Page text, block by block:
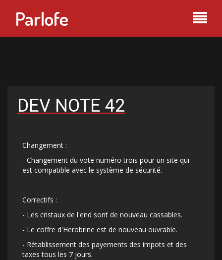
Parlofe
DEV NOTE 42
Changement :
- Changement du vote numéro trois pour un site qui
est compatible avec le système de sécurité.
Correctifs :
- Les cristaux de l'end sont de nouveau cassables.
- Le coffre d'Herobrine est de nouveau ouvrable.
- Rétablissement des payements des impots et des
taxes tous les 7 jours.